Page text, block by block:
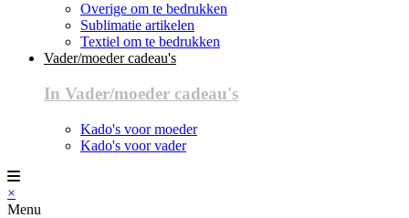
Overige om te bedrukken
Sublimatie artikelen
Textiel om te bedrukken
Vader/moeder cadeau's
In Vader/moeder cadeau's
Kado's voor moeder
Kado's voor vader
×
Menu